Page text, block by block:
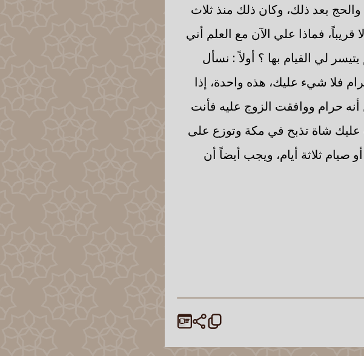
والحج بعد ذلك، وكان ذلك منذ ثلاث
قريباً، فماذا علي الآن مع العلم أني
لي القيام بها ؟ أولاً : نسأل
فلا شيء عليك، هذه واحدة، إذا
حرام ووافقت الزوج عليه فأنت
عليك شاة تذبح في مكة وتوزع على
ثلاثة أيام، ويجب أيضاً أن